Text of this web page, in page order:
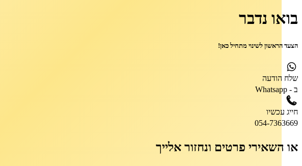
בואו נדבר
הצעד הראשון לשינוי מתחיל כאן!
שלח הודעה
ב - Whatsapp
חייג עכשיו
054-7363669
או השאירי פרטים ונחזור אלייך